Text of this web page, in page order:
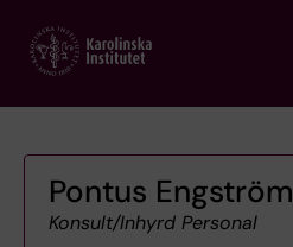
main
Pontus Engström
Konsult/Inhyrd Personal